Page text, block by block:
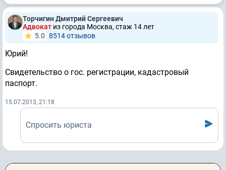
Торчигин Дмитрий Сергеевич
Адвокат из города Москва, стаж 14 лет
5.0 8514 отзывов
Юрий!
Свидетельство о гос. регистрации, кадастровый
паспорт.
15.07.2013, 21:18
Спросить юриста